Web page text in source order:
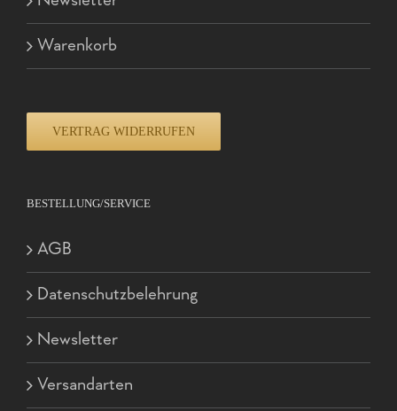
Warenkorb
VERTRAG WIDERRUFEN
BESTELLUNG/SERVICE
AGB
Datenschutzbelehrung
Newsletter
Versandarten